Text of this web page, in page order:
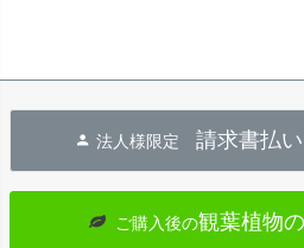
法人様限定 請求書払
ご購入後の観葉植物